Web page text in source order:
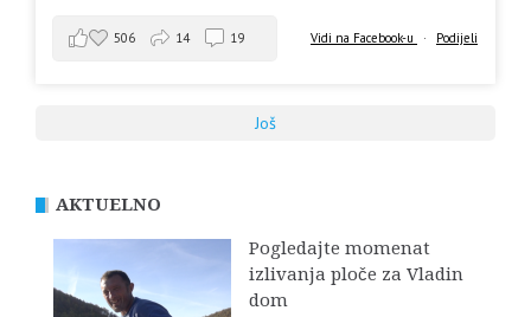
Vidi na Facebook-u · Podijeli
506 14 19
Još
AKTUELNO
Pogledajte momenat
izlivanja ploče za Vladin
dom